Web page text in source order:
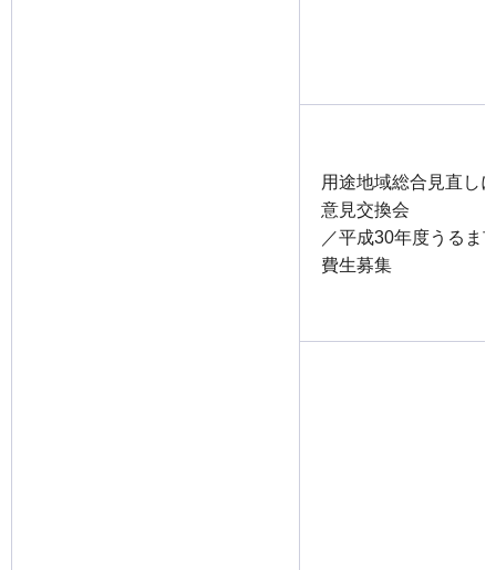
用途地域総合見直し
意見交換会
／平成30年度うるま
費生募集